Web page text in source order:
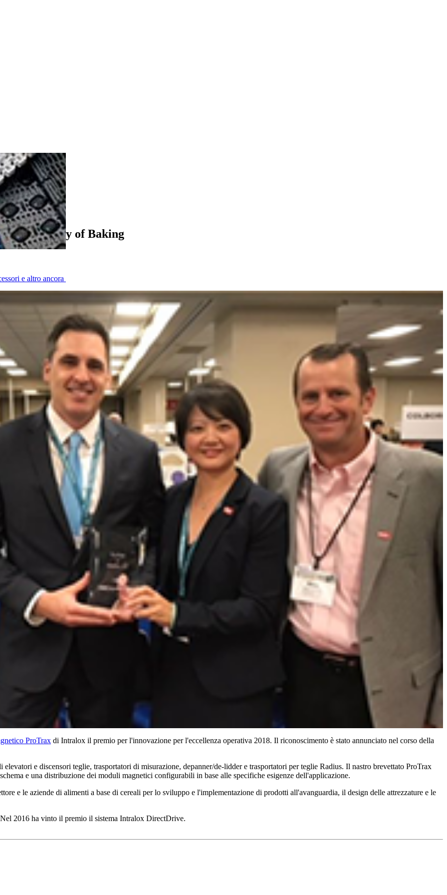
e altro ancora
Society of Baking
ProTrax di Intralox il premio per l'innovazione per l'eccellenza operativa 2018. Il riconoscimento è stato annunciato nel corso della
e discensori teglie, trasportatori di misurazione, depanner/de-lidder e trasportatori per teglie Radius. Il nastro brevettato ProTrax
e una distribuzione dei moduli magnetici configurabili in base alle specifiche esigenze dell'applicazione.
e le aziende di alimenti a base di cereali per lo sviluppo e l'implementazione di prodotti all'avanguardia, il design delle attrezzature e le
2016 ha vinto il premio il sistema Intralox DirectDrive.